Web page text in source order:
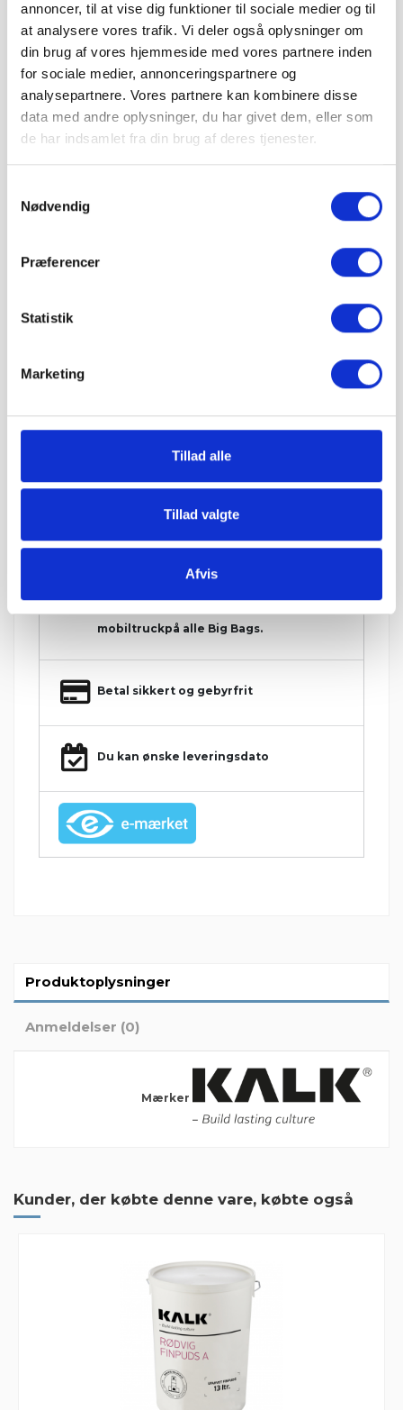
annoncer, til at vise dig funktioner til sociale medier og til
at analysere vores trafik. Vi deler også oplysninger om
din brug af vores hjemmeside med vores partnere inden
for sociale medier, annonceringspartnere og
analysepartnere. Vores partnere kan kombinere disse
data med andre oplysninger, du har givet dem, eller som
de har indsamlet fra din brug af deres tjenester.
Nødvendig
Præferencer
Statistik
Marketing
Tillad alle
Tillad valgte
Afvis
I ALT 3.531,19 kr. inkl. moms
📦 Forventet levering:tir 11. august – man 17.
august
⏱ Afsendes førstkommende hverdag (man 10.
august)
Leveres med medbringertruck uden merpris ·
Leveringsdato kan ikke vælges
Jylland/Fyn: 299 kr.
Sjælland: 349 kr.
Hos Grat får du:
mobiltruckpå alle Big Bags.
Betal sikkert og gebyrfrit
Du kan ønske leveringsdato
Produktoplysninger
Anmeldelser (0)
Mærker
Kunder, der købte denne vare, købte også